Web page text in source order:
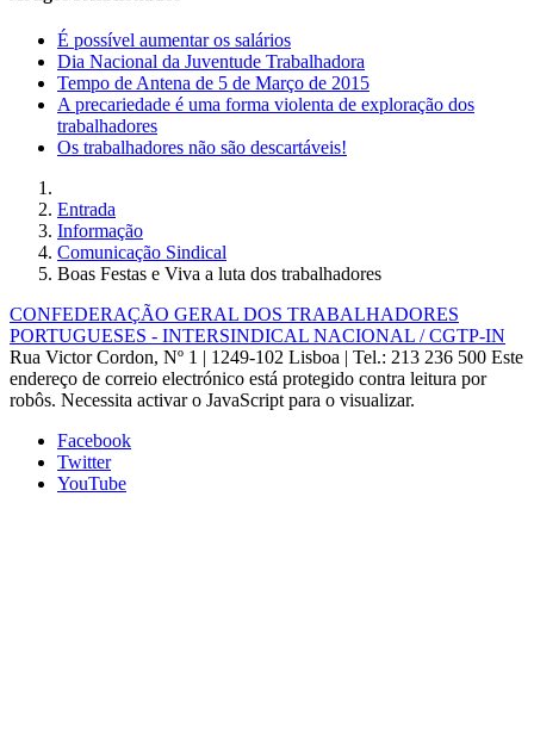
É possível aumentar os salários
Dia Nacional da Juventude Trabalhadora
Tempo de Antena de 5 de Março de 2015
A precariedade é uma forma violenta de exploração dos
trabalhadores
Os trabalhadores não são descartáveis!
Entrada
Informação
Comunicação Sindical
Boas Festas e Viva a luta dos trabalhadores
CONFEDERAÇÃO GERAL DOS TRABALHADORES
PORTUGUESES - INTERSINDICAL NACIONAL / CGTP-IN
Rua Victor Cordon, Nº 1 | 1249-102 Lisboa | Tel.: 213 236 500 Este
endereço de correio electrónico está protegido contra leitura por
robôs. Necessita activar o JavaScript para o visualizar.
Facebook
Twitter
YouTube